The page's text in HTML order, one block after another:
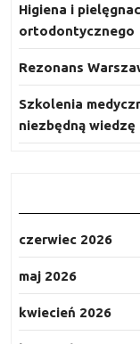
Higiena i
ortodontycznego
Rezonans
Szkolenia
niezbędną
czerwiec 2026
maj 2026
kwiecień 2026